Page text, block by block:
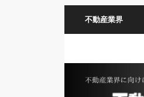
不動産業界